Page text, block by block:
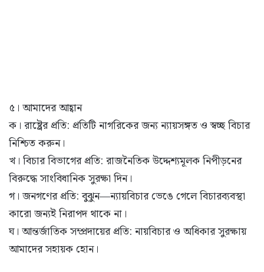
৫। আমাদের আহ্বান
ক। রাষ্ট্রের প্রতি: প্রতিটি নাগরিকের জন্য ন্যায়সঙ্গত ও স্বচ্ছ বিচার
নিশ্চিত করুন।
খ। বিচার বিভাগের প্রতি: রাজনৈতিক উদ্দেশ্যমূলক নিপীড়নের
বিরুদ্ধে সাংবিধানিক সুরক্ষা দিন।
গ। জনগণের প্রতি: বুঝুন—ন্যায়বিচার ভেঙে গেলে বিচারব্যবস্থা
কারো জন্যই নিরাপদ থাকে না।
ঘ। আন্তর্জাতিক সম্প্রদায়ের প্রতি: নায়বিচার ও অধিকার সুরক্ষায়
আমাদের সহায়ক হোন।